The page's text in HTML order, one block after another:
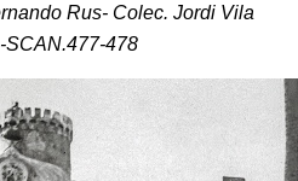
Rus- Colec. Jordi Vila
SCAN.477-478